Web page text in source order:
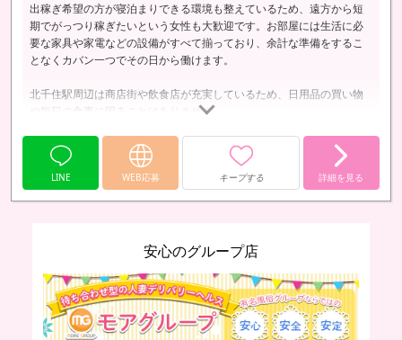
出稼ぎ希望の方が寝泊まりできる環境も整えているため、遠方から短
期でがっつり稼ぎたいという女性も大歓迎です。お部屋には生活に必
要な家具や家電などの設備がすべて揃っており、余計な準備をするこ
となくカバン一つでその日から働けます。
北千住駅周辺は商店街や飲食店が充実しているため、日用品の買い物
や毎日の食事に困ることはありません。
LINE WEB応募 キープする 詳細を見る
安心のグループ店